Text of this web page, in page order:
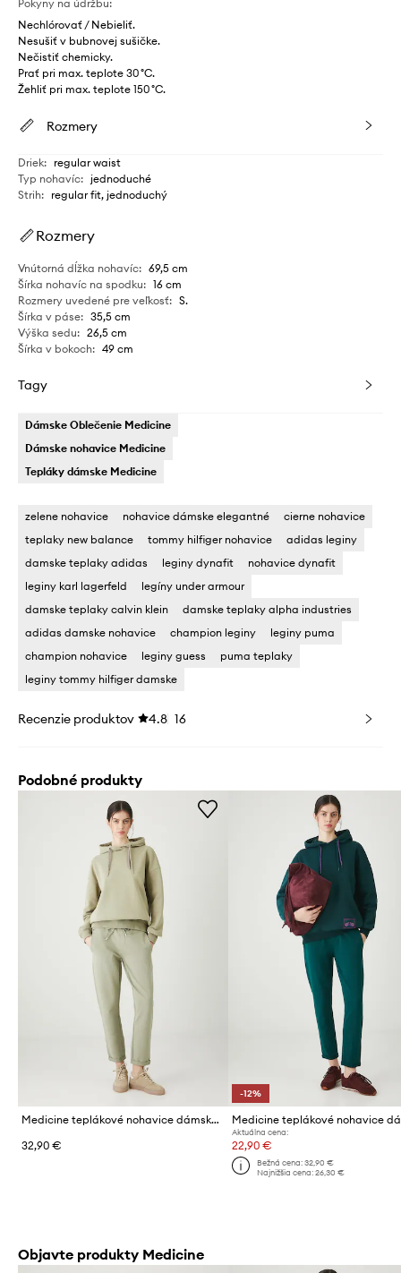
Pokyny na údržbu:
Nechlórovať / Nebieliť.
Nesušiť v bubnovej sušičke.
Nečistiť chemicky.
Prať pri max. teplote 30 °C.
Žehliť pri max. teplote 150 °C.
Rozmery
Driek: regular waist
Typ nohavíc: jednoduché
Strih: regular fit, jednoduchý
Rozmery
Vnútorná dĺžka nohavíc: 69,5 cm
Šírka nohavíc na spodku: 16 cm
Rozmery uvedené pre veľkosť: S.
Šírka v páse: 35,5 cm
Výška sedu: 26,5 cm
Šírka v bokoch: 49 cm
Tagy
Dámske Oblečenie Medicine
Dámske nohavice Medicine
Tepláky dámske Medicine
zelene nohavice nohavice dámske elegantné
cierne nohavice
teplaky new balance
tommy hilfiger nohavice
adidas leginy
damske teplaky adidas
leginy dynafit
nohavice dynafit
leginy karl lagerfeld
legíny under armour
damske teplaky calvin klein
damske teplaky alpha industries
adidas damske nohavice
champion leginy
leginy puma
champion nohavice
leginy guess
puma teplaky
leginy tommy hilfiger damske
Recenzie produktov 4.8 16
Podobné produkty
Medicine teplákové nohavice dámske bavlnené s elastanom
32,90 €
-12%
Aktuálna cena:
22,90 €
Bežná cena: 32,90 €
Najnižšia cena: 26,30 €
Objavte produkty Medicine